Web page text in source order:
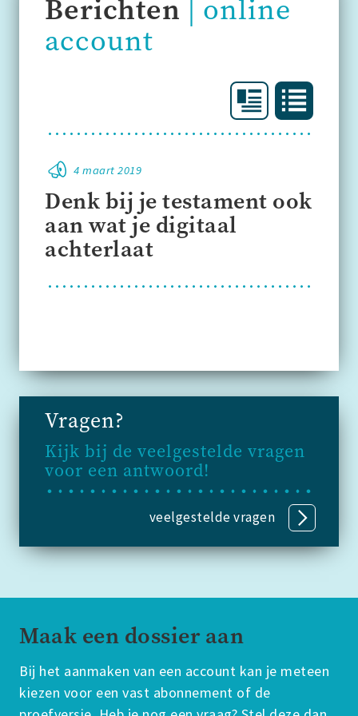
Berichten online
account
4 maart 2019
Denk bij je testament ook
aan wat je digitaal
achterlaat
Vragen?
Kijk bij de veelgestelde vragen
voor een antwoord!
veelgestelde vragen
Maak een dossier aan
Bij het aanmaken van een account kan je meteen
kiezen voor een vast abonnement of de